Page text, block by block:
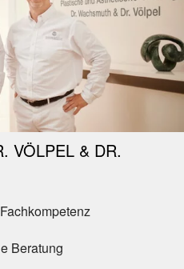
VÖLPEL & DR.
Beratung